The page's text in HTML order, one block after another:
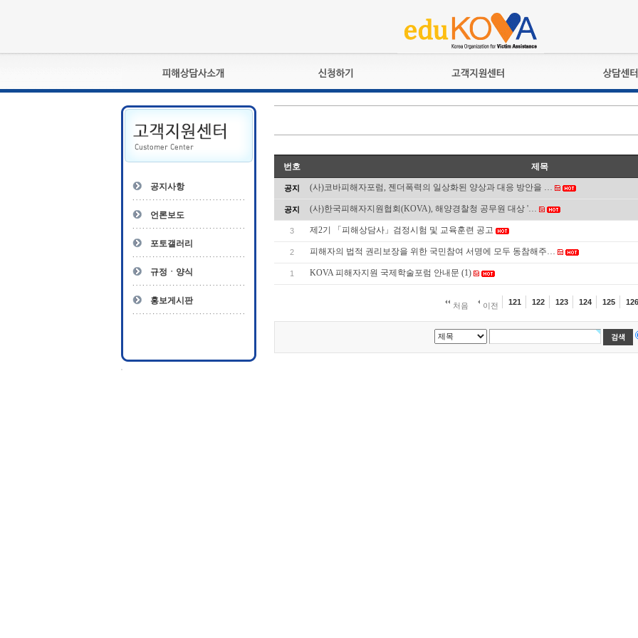
피해상담사란?
자격관리규정
상담사 자격증 확인
- 피해상담사 1급
- 전문수련감독자
- 전문수련기관
교육훈련
자격심사
자격복원
공지사항
규정ㆍ양식
상담접수
공지사항
언론보도
포토갤러리
규정ㆍ양식
홍보게시판
번호 제목
공지 (사)코바피해자포럼, 젠더폭력의 일상화된 양상과 대응 방안을 …
공지 (사)한국피해자지원협회(KOVA), 해양경찰청 공무원 대상 '…
3 제2기 「피해상담사」검정시험 및 교육훈련 공고
2 피해자의 법적 권리보장을 위한 국민참여 서명에 모두 동참해주…
1 KOVA 피해자지원 국제학술포럼 안내문 (1)
처음 이전 121 122 123 124 125 126